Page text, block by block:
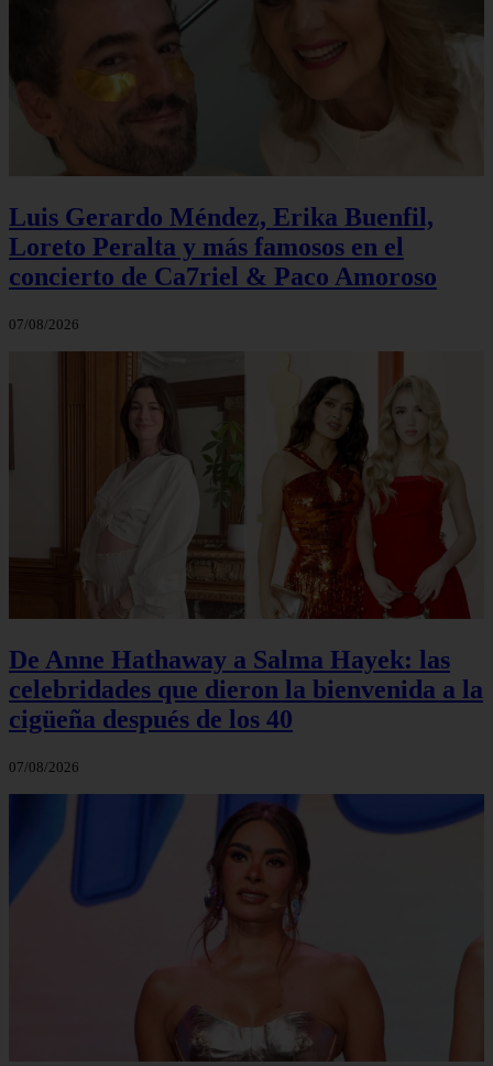
Luis Gerardo Méndez, Erika Buenfil,
Loreto Peralta y más famosos en el
concierto de Ca7riel & Paco Amoroso
07/08/2026
De Anne Hathaway a Salma Hayek: las
celebridades que dieron la bienvenida a la
cigüeña después de los 40
07/08/2026